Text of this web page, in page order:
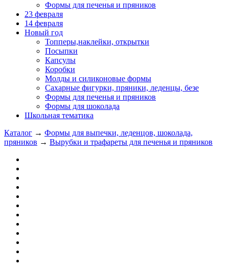
Формы для печенья и пряников
23 февраля
14 февраля
Новый год
Топперы,наклейки, открытки
Посыпки
Капсулы
Коробки
Молды и силиконовые формы
Сахарные фигурки, пряники, леденцы, безе
Формы для печенья и пряников
Формы для шоколада
Школьная тематика
Каталог → Формы для выпечки, леденцов, шоколада,
пряников → Вырубки и трафареты для печенья и пряников